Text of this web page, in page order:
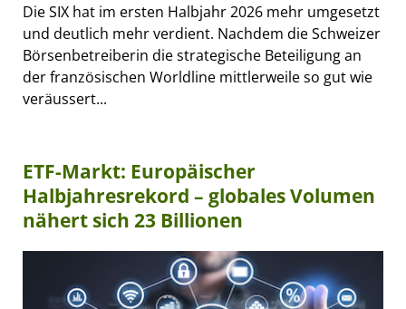
Die SIX hat im ersten Halbjahr 2026 mehr umgesetzt
und deutlich mehr verdient. Nachdem die Schweizer
Börsenbetreiberin die strategische Beteiligung an
der französischen Worldline mittlerweile so gut wie
veräussert...
ETF-Markt: Europäischer
Halbjahresrekord – globales Volumen
nähert sich 23 Billionen